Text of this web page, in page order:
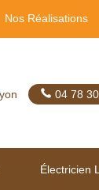
Nos Réalisations
04 78
Électricien